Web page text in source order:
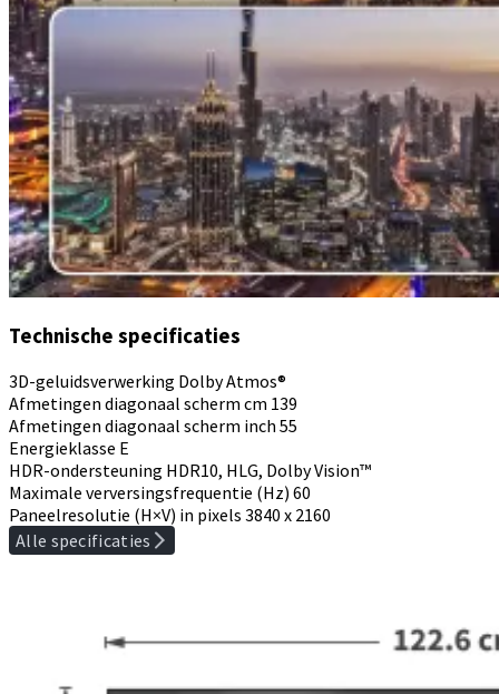
Technische specificaties
3D-geluidsverwerking Dolby Atmos®
Afmetingen diagonaal scherm cm 139
Afmetingen diagonaal scherm inch 55
Energieklasse E
HDR-ondersteuning HDR10, HLG, Dolby Vision™
Maximale verversingsfrequentie (Hz) 60
Paneelresolutie (H×V) in pixels 3840 x 2160
Alle specificaties